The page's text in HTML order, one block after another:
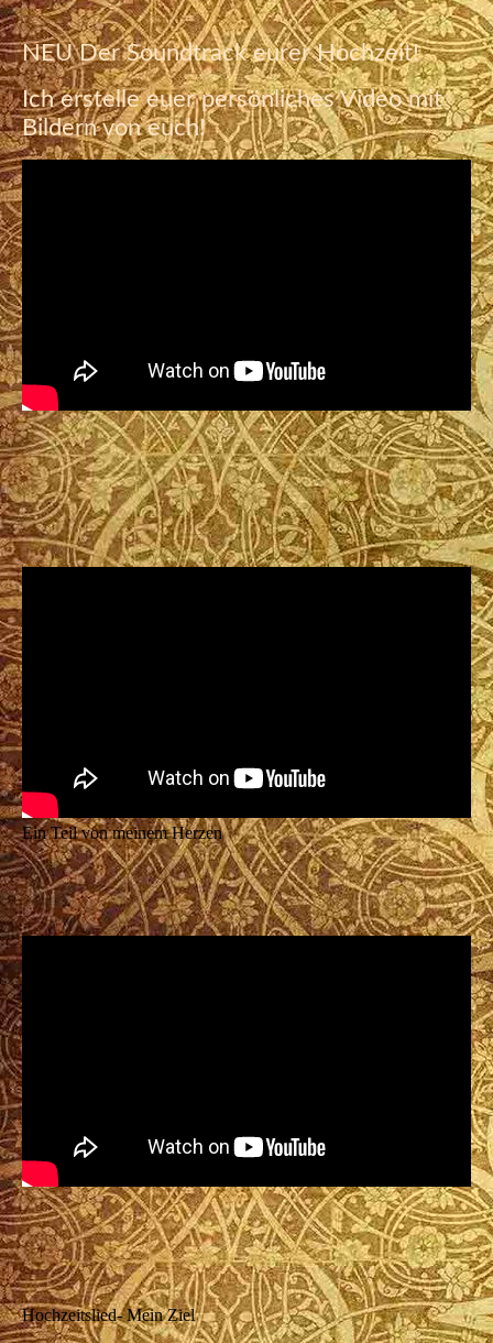
NEU Der Soundtrack eurer Hochzeit!
Ich erstelle euer persönliches Video mit
Bildern von euch!
Ein Teil von meinem Herzen
Hochzeitslied- Mein Ziel